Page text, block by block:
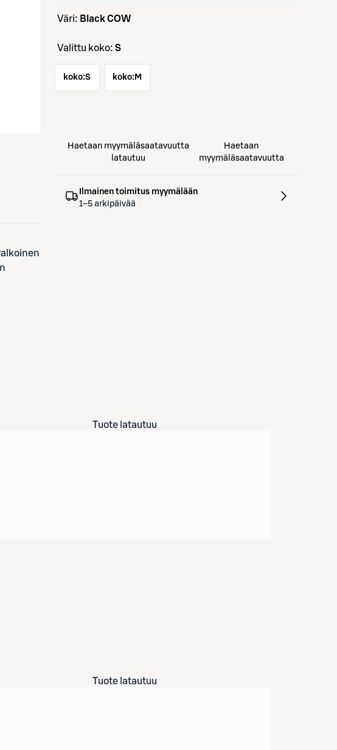
väri: Black COW
Valittu koko: S
koko:S koko: M
Haetaan myymäläsaatavuutta
latautuu
Haetaan
myymäläsaatavuutta
Ilmainen toimitus myymälään
1–5 arkipäivää
Tuote latautuu
Tuote latautuu